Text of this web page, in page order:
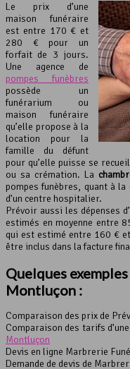
Le prix d’une
maison funéraire
est entre 170 € et
280 € pour un
forfait de 3 jours.
Une agence de
pompes funèbres
possède un
funérarium ou
maison funéraire
qu’elle propose à la
location pour la
famille du défunt
pour qu’elle puisse se
ou sa crémation. La
pompes funèbres, quant à la
d’un centre hospitalier.
Prévoir aussi les dépenses
estimés en moyenne entre
qui est estimé entre 160 €
être inclus dans la facture
Quelques
Montluçon :
Comparaison des prix de
Comparaison des tarifs
Montluçon
Devis en ligne Marbrerie
Demande de devis de